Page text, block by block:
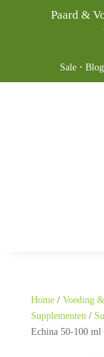
Paard &
Sale ·
Home/ Voeding &
Supplementen/
Echina 50-100 ml